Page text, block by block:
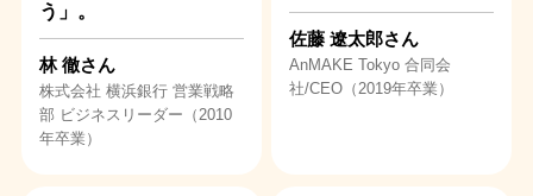
う」。
林 徹さん
株式会社 横浜銀行 営業戦略
部 ビジネスリーダー（2010
年卒業）
佐藤 遼太郎さん
AnMAKE Tokyo 合同会
社/CEO（2019年卒業）